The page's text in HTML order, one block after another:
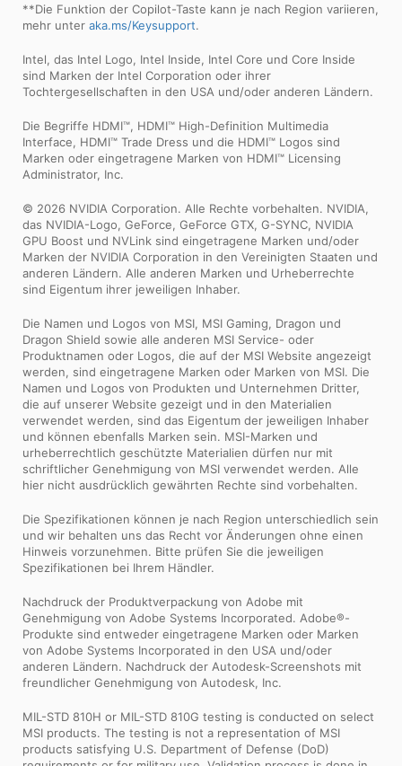
**Die Funktion der Copilot-Taste kann je nach Region variieren,
mehr unter aka.ms/Keysupport.
Intel, das Intel Logo, Intel Inside, Intel Core und Core Inside
sind Marken der Intel Corporation oder ihrer
Tochtergesellschaften in den USA und/oder anderen Ländern.
Die Begriffe HDMI™, HDMI™ High-Definition Multimedia
Interface, HDMI™ Trade Dress und die HDMI™ Logos sind
Marken oder eingetragene Marken von HDMI™ Licensing
Administrator, Inc.
© 2026 NVIDIA Corporation. Alle Rechte vorbehalten. NVIDIA,
das NVIDIA-Logo, GeForce, GeForce GTX, G-SYNC, NVIDIA
GPU Boost und NVLink sind eingetragene Marken und/oder
Marken der NVIDIA Corporation in den Vereinigten Staaten und
anderen Ländern. Alle anderen Marken und Urheberrechte
sind Eigentum ihrer jeweiligen Inhaber.
Die Namen und Logos von MSI, MSI Gaming, Dragon und
Dragon Shield sowie alle anderen MSI Service- oder
Produktnamen oder Logos, die auf der MSI Website angezeigt
werden, sind eingetragene Marken oder Marken von MSI. Die
Namen und Logos von Produkten und Unternehmen Dritter,
die auf unserer Website gezeigt und in den Materialien
verwendet werden, sind das Eigentum der jeweiligen Inhaber
und können ebenfalls Marken sein. MSI-Marken und
urheberrechtlich geschützte Materialien dürfen nur mit
schriftlicher Genehmigung von MSI verwendet werden. Alle
hier nicht ausdrücklich gewährten Rechte sind vorbehalten.
Die Spezifikationen können je nach Region unterschiedlich sein
und wir behalten uns das Recht vor Änderungen ohne einen
Hinweis vorzunehmen. Bitte prüfen Sie die jeweiligen
Spezifikationen bei Ihrem Händler.
Nachdruck der Produktverpackung von Adobe mit
Genehmigung von Adobe Systems Incorporated. Adobe®-
Produkte sind entweder eingetragene Marken oder Marken
von Adobe Systems Incorporated in den USA und/oder
anderen Ländern. Nachdruck der Autodesk-Screenshots mit
freundlicher Genehmigung von Autodesk, Inc.
MIL-STD 810H or MIL-STD 810G testing is conducted on select
MSI products. The testing is not a representation of MSI
products satisfying U.S. Department of Defense (DoD)